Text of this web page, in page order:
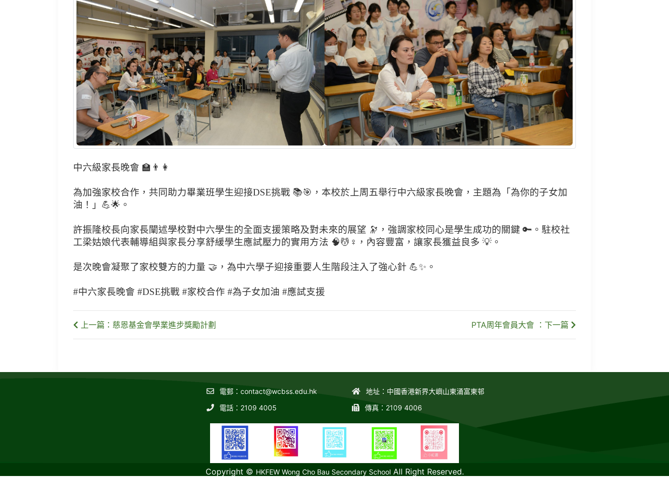
中六級家長晚會 🏫👨👩
為加強家校合作，共同助力畢業班學生迎接DSE挑戰 📚🎯，本校於上周五舉行中六級家長晚會，主題為「為你的子女加
油！」💪🌟。
許振隆校長向家長闡述學校對中六學生的全面支援策略及對未來的展望 🔭，強調家校同心是學生成功的關鍵 🔑。駐校社
工梁姑娘代表輔導組與家長分享舒緩學生應試壓力的實用方法 🧠💆♀，內容豐富，讓家長獲益良多 💡。
是次晚會凝聚了家校雙方的力量 🤝，為中六學子迎接重要人生階段注入了強心針 💪✨。
#中六家長晚會 #DSE挑戰 #家校合作 #為子女加油 #應試支援
上一篇：慈恩基金會學業進步獎勵計劃 PTA周年會員大會 ：下一篇
電郵： contact@wcbss.edu.hk
電話：2109 4005
地址：中國香港新界大嶼山東涌富東邨
傳真：2109 4006
教育傳媒集團GoodSchool.hk
Copyright © HKFEW Wong Cho Bau Secondary SchoolAll Right Reserved.